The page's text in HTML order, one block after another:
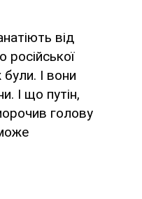
від
російської
І вони
І що путін,
голову